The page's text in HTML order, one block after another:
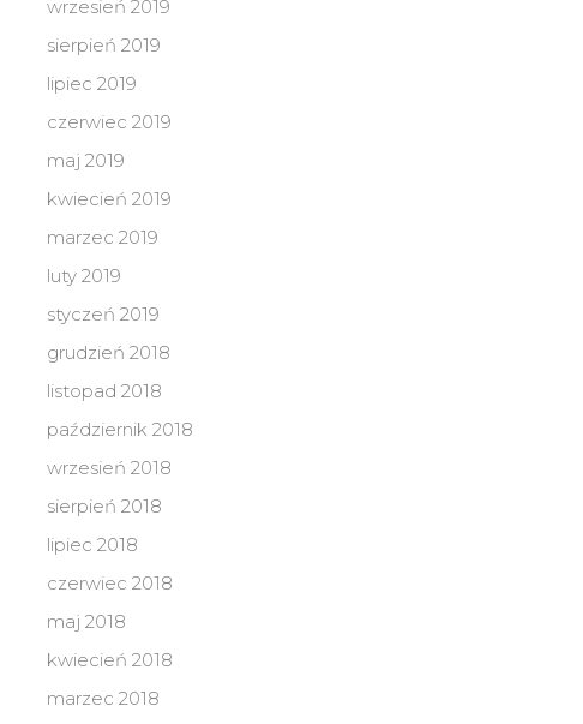
wrzesień 2019
sierpień 2019
lipiec 2019
czerwiec 2019
maj 2019
kwiecień 2019
marzec 2019
luty 2019
styczeń 2019
grudzień 2018
listopad 2018
październik 2018
wrzesień 2018
sierpień 2018
lipiec 2018
czerwiec 2018
maj 2018
kwiecień 2018
marzec 2018